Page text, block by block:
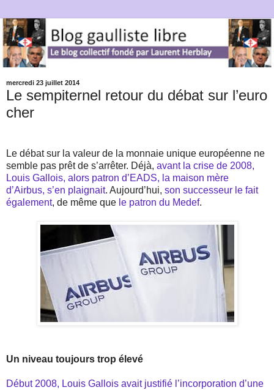
mercredi 23 juillet 2014
Le sempiternel retour du débat sur l’euro
cher
Le débat sur la valeur de la monnaie unique européenne ne
semble pas prêt de s’arrêter. Déjà, avant la crise de 2008,
Louis Gallois, alors patron d’EADS, la maison mère
d’Airbus, s’en plaignait. Aujourd’hui, son successeur le fait
également, de même que le patron du Medef.
Un niveau toujours trop élevé
Début 2008, Louis Gallois avait justifié l’incorporation d’une